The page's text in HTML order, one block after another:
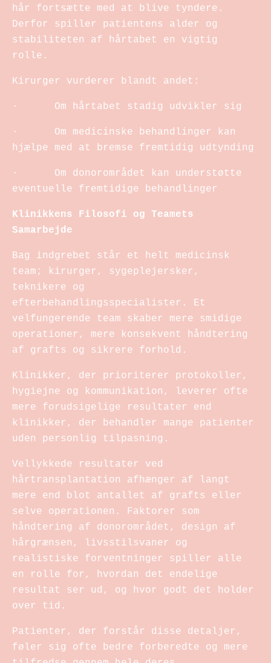
hår fortsætte med at blive tyndere.
Derfor spiller patientens alder og
stabiliteten af hårtabet en vigtig
rolle.
Kirurger vurderer blandt andet:
· Om hårtabet stadig udvikler sig
· Om medicinske behandlinger kan
hjælpe med at bremse fremtidig udtynding
· Om donorområdet kan understøtte
eventuelle fremtidige behandlinger
Klinikkens Filosofi og Teamets
Samarbejde
Bag indgrebet står et helt medicinsk
team; kirurger, sygeplejersker,
teknikere og
efterbehandlingsspecialister. Et
velfungerende team skaber mere smidige
operationer, mere konsekvent håndtering
af grafts og sikrere forhold.
Klinikker, der prioriterer protokoller,
hygiejne og kommunikation, leverer ofte
mere forudsigelige resultater end
klinikker, der behandler mange patienter
uden personlig tilpasning.
Vellykkede resultater ved
hårtransplantation afhænger af langt
mere end blot antallet af grafts eller
selve operationen. Faktorer som
håndtering af donorområdet, design af
hårgrænsen, livsstilsvaner og
realistiske forventninger spiller alle
en rolle for, hvordan det endelige
resultat ser ud, og hvor godt det holder
over tid.
Patienter, der forstår disse detaljer,
føler sig ofte bedre forberedte og mere